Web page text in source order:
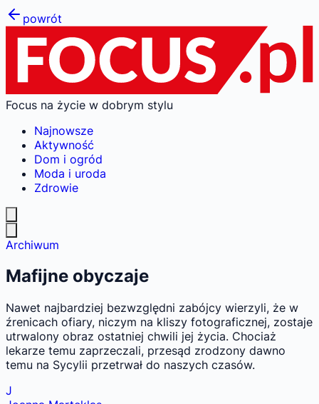
powrót
Focus na życie w dobrym stylu
Najnowsze
Aktywność
Dom i ogród
Moda i uroda
Zdrowie
Archiwum
Mafijne obyczaje
Nawet najbardziej bezwzględni zabójcy wierzyli, że w
źrenicach ofiary, niczym na kliszy fotograficznej, zostaje
utrwalony obraz ostatniej chwili jej życia. Chociaż
lekarze temu zaprzeczali, przesąd zrodzony dawno
temu na Sycylii przetrwał do naszych czasów.
J